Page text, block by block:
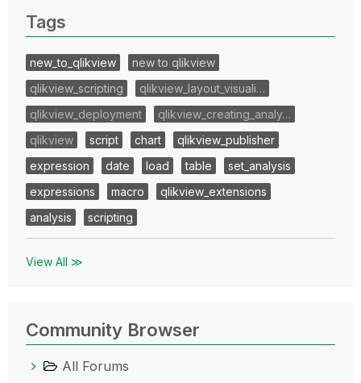
Tags
new_to_qlikview
new to qlikview
qlikview_scripting
qlikview_layout_visuali…
qlikview_deployment
qlikview_creating_analy…
qlikview
script chart
qlikview_publisher
expression
date load table
set_analysis
expressions
macro
qlikview_extensions
analysis
scripting
View All ≫
Community Browser
All Forums